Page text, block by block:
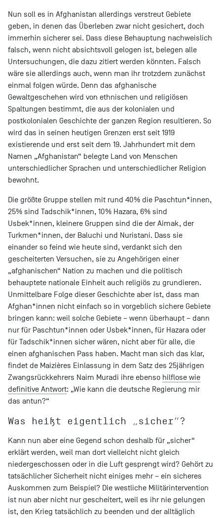
Nun soll es in Afghanistan allerdings verstreut Gebiete
geben, in denen das Überleben zwar nicht gesichert, doch
immerhin sicherer sei. Dass diese Behauptung nachweislich
falsch, wenn nicht absichtsvoll gelogen ist, belegen alle
Untersuchungen, die dazu zitiert werden könnten. Falsch
wäre sie allerdings auch, wenn man ihr trotzdem zunächst
einmal folgen würde. Denn das afghanische
Gewaltgeschehen wird von ethnischen und religiösen
Spaltungen bestimmt, die aus der kolonialen und
postkolonialen Geschichte der ganzen Region resultieren. So
wird das in seinen heutigen Grenzen erst seit 1919
existierende und erst seit dem 19. Jahrhundert mit dem
Namen „Afghanistan“ belegte Land von Menschen
unterschiedlicher Sprachen und unterschiedlicher Religion
bewohnt.
Die größte Gruppe stellen mit rund 40% die Paschtun*innen,
25% sind Tadschik*innen, 10% Hazara, 6% sind
Usbek*innen, kleinere Gruppen sind die der Aimak, der
Turkmen*innen, der Baluchi und Nuristani. Dass sie
einander so feind wie heute sind, verdankt sich den
gescheiterten Versuchen, sie zu Angehörigen einer
„afghanischen“ Nation zu machen und die politisch
behauptete nationale Einheit auch religiös zu grundieren.
Unmittelbare Folge dieser Geschichte aber ist, dass man
Afghan*innen nicht einfach so in vorgeblich sichere Gebiete
bringen kann: weil solche Gebiete – wenn überhaupt – dann
nur für Paschtun*innen oder Usbek*innen, für Hazara oder
für Tadschik*innen sicher wären, nicht aber für alle, die
einen afghanischen Pass haben. Macht man sich das klar,
findet de Maizières Einlassung in dem Satz des 25jährigen
Zwangsrückkehrers Naim Muradi ihre ebenso hilflose wie
definitive Antwort: „Wie kann die deutsche Regierung mir
das antun?“
Was heißt eigentlich „sicher“?
Kann nun aber eine Gegend schon deshalb für „sicher“
erklärt werden, weil man dort vielleicht nicht gleich
niedergeschossen oder in die Luft gesprengt wird? Gehört zu
tatsächlicher Sicherheit nicht einiges mehr – ein sicheres
Auskommen zum Beispiel? Die westliche Militärintervention
ist nun aber nicht nur gescheitert, weil es ihr nie gelungen
ist, den Krieg tatsächlich zu beenden und der alltäglich